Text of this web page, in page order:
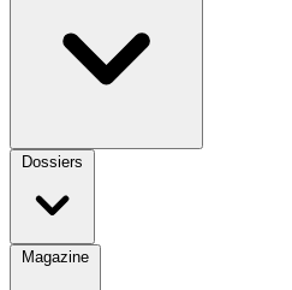
Dossiers
Magazine